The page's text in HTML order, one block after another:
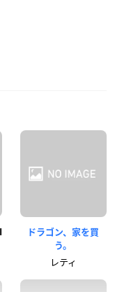
ドラゴン、家を買
う。
レティ